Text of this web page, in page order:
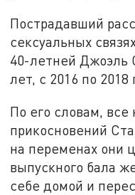
Пострадавший
сексуальных
40-летней Джоэль
лет, с 2016 по 2018
По его словам,
прикосновений
на переменах они
выпускного бала
себе домой и